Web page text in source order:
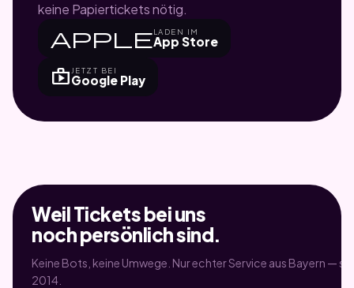
keine Papiertickets nötig.
appleLADEN IM
App Store
shop JETZT BEI
Google Play
Weil Tickets bei uns
noch persönlich sind.
Keine Bots, keine Umwege. Nur echter Service aus Bayern —
2014.